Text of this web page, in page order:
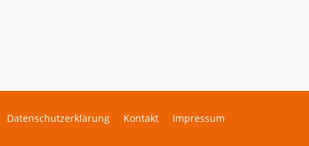
Datenschutzerklärung Kontakt Impressum